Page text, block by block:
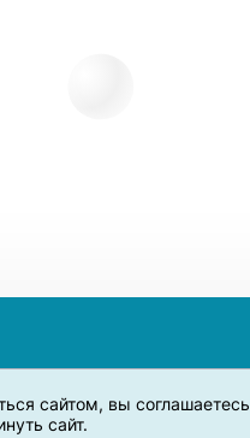
сайтом, вы соглашаетесь
сайт.